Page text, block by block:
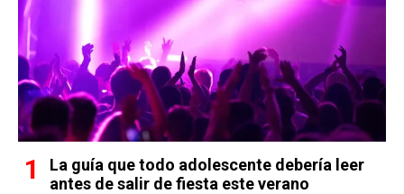
La guía que todo adolescente debería leer
antes de salir de fiesta este verano